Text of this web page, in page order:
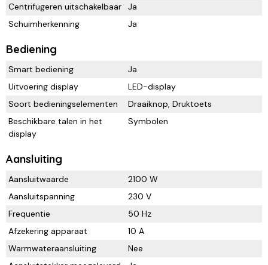
Centrifugeren uitschakelbaar
Ja
Schuimherkenning
Ja
Bediening
Smart bediening
Ja
Uitvoering display
LED-display
Soort bedieningselementen
Draaiknop, Druktoets
Beschikbare talen in het
display
Symbolen
Aansluiting
Aansluitwaarde
2100 W
Aansluitspanning
230 V
Frequentie
50 Hz
Afzekering apparaat
10 A
Warmwateraansluiting
Nee